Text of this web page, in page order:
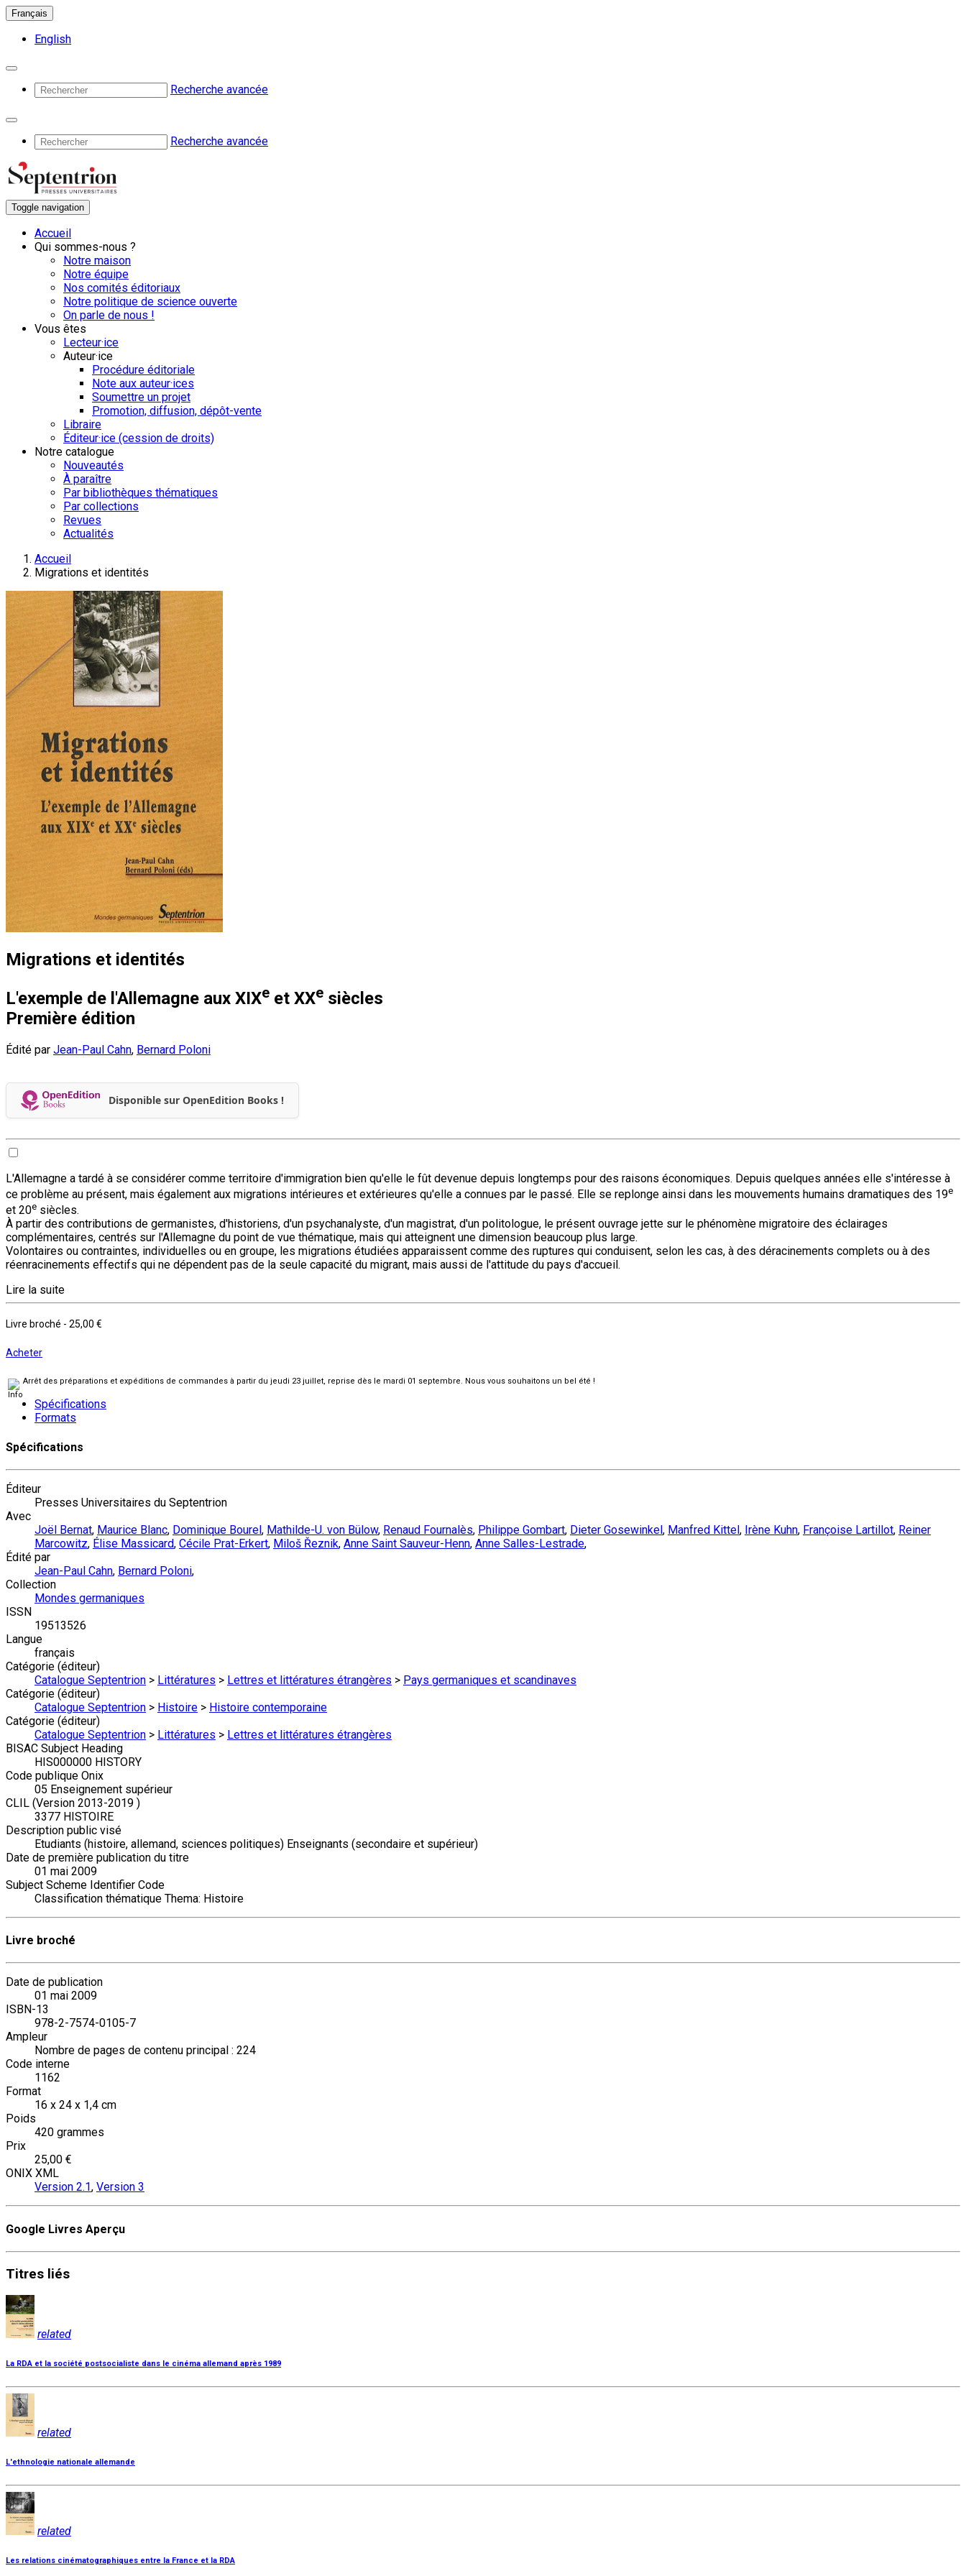
Français
English
Recherche avancée
Recherche avancée
Toggle navigation
Accueil
Qui sommes-nous ?
Notre maison
Notre équipe
Nos comités éditoriaux
Notre politique de science ouverte
On parle de nous !
Vous êtes
Lecteur·ice
Auteur·ice
Procédure éditoriale
Note aux auteur·ices
Soumettre un projet
Promotion, diffusion, dépôt-vente
Libraire
Éditeur·ice (cession de droits)
Notre catalogue
Nouveautés
À paraître
Par bibliothèques thématiques
Par collections
Revues
Actualités
Accueil
Migrations et identités
Migrations et identités
L'exemple de l'Allemagne aux XIXe et XXe siècles
Première édition
Édité par Jean-Paul Cahn, Bernard Poloni
Disponible sur OpenEdition Books !
L'Allemagne a tardé à se considérer comme territoire d'immigration bien qu'elle le fût devenue depuis longtemps pour des raisons économiques. Depuis quelques années elle s'intéresse à
ce problème au présent, mais également aux migrations intérieures et extérieures qu'elle a connues par le passé. Elle se replonge ainsi dans les mouvements humains dramatiques des 19e
et 20e siècles.
À partir des contributions de germanistes, d'historiens, d'un psychanalyste, d'un magistrat, d'un politologue, le présent ouvrage jette sur le phénomène migratoire des éclairages
complémentaires, centrés sur l'Allemagne du point de vue thématique, mais qui atteignent une dimension beaucoup plus large.
Volontaires ou contraintes, individuelles ou en groupe, les migrations étudiées apparaissent comme des ruptures qui conduisent, selon les cas, à des déracinements complets ou à des
réenracinements effectifs qui ne dépendent pas de la seule capacité du migrant, mais aussi de l'attitude du pays d'accueil.
Lire la suite
Livre broché - 25,00 €
Acheter
Arrêt des préparations et expéditions de commandes à partir du jeudi 23 juillet, reprise dès le mardi 01 septembre. Nous vous souhaitons un bel été !
Spécifications
Formats
Spécifications
Éditeur
Presses Universitaires du Septentrion
Avec
Joël Bernat, Maurice Blanc, Dominique Bourel, Mathilde-U. von Bülow, Renaud Fournalès, Philippe Gombart, Dieter Gosewinkel, Manfred Kittel, Irène Kuhn, Françoise Lartillot, Reiner
Marcowitz, Élise Massicard, Cécile Prat-Erkert, Miloš Řeznik, Anne Saint Sauveur-Henn, Anne Salles-Lestrade,
Édité par
Jean-Paul Cahn, Bernard Poloni,
Collection
Mondes germaniques
ISSN
19513526
Langue
français
Catégorie (éditeur)
Catalogue Septentrion > Littératures > Lettres et littératures étrangères > Pays germaniques et scandinaves
Catégorie (éditeur)
Catalogue Septentrion > Histoire > Histoire contemporaine
Catégorie (éditeur)
Catalogue Septentrion > Littératures > Lettres et littératures étrangères
BISAC Subject Heading
HIS000000 HISTORY
Code publique Onix
05 Enseignement supérieur
CLIL (Version 2013-2019 )
3377 HISTOIRE
Description public visé
Etudiants (histoire, allemand, sciences politiques) Enseignants (secondaire et supérieur)
Date de première publication du titre
01 mai 2009
Subject Scheme Identifier Code
Classification thématique Thema: Histoire
Livre broché
Date de publication
01 mai 2009
ISBN-13
978-2-7574-0105-7
Ampleur
Nombre de pages de contenu principal : 224
Code interne
1162
Format
16 x 24 x 1,4 cm
Poids
420 grammes
Prix
25,00 €
ONIX XML
Version 2.1, Version 3
Google Livres Aperçu
Titres liés
related
La RDA et la société postsocialiste dans le cinéma allemand après 1989
related
L'ethnologie nationale allemande
related
Les relations cinématographiques entre la France et la RDA